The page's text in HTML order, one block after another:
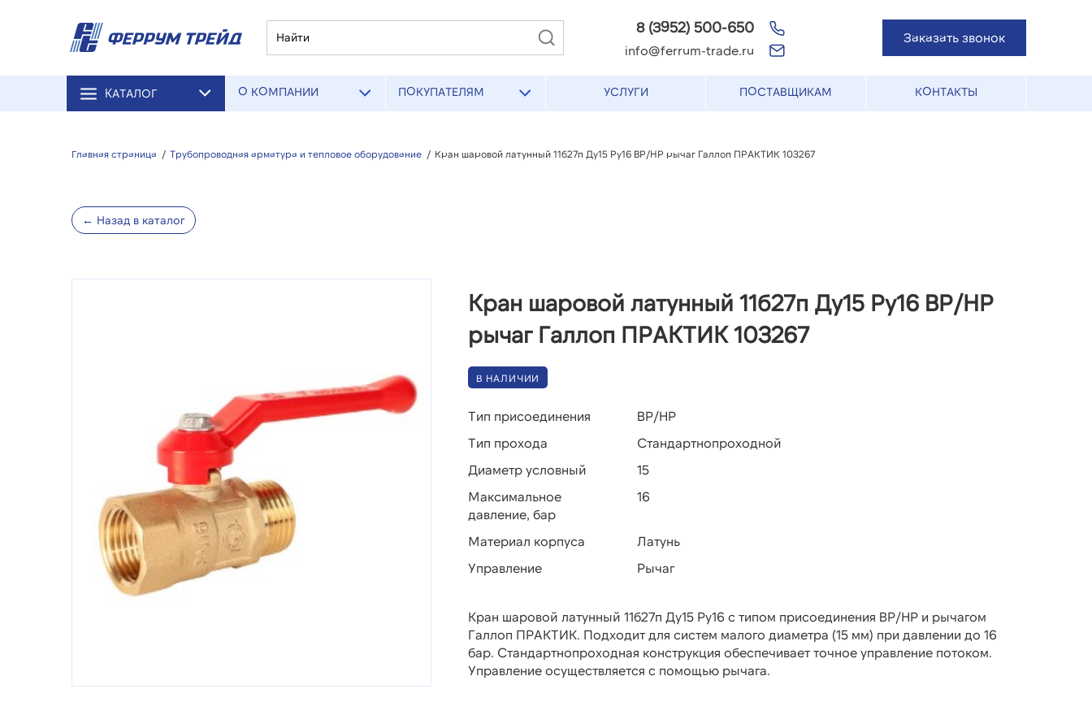
8 (3952) 500-650
info@ferrum-trade.ru
Заказать звонок
КАТАЛОГ О КОМПАНИИ ПОКУПАТЕЛЯМ УСЛУГИ ПОСТАВЩИКАМ КОНТАКТЫ
Главная страница / Трубопроводная арматура и тепловое оборудование / Кран шаровой латунный 11б27п Ду15 Ру16 ВР/НР рычаг Галлоп ПРАКТИК 103267
← Назад в каталог
Кран шаровой латунный 11б27п Ду15 Ру16 ВР/НР
рычаг Галлоп ПРАКТИК 103267
В НАЛИЧИИ
Тип присоединения
ВР/НР
Тип прохода
Стандартнопроходной
Диаметр условный
15
Максимальное
давление, бар
16
Материал корпуса
Латунь
Управление
Рычаг
Кран шаровой латунный 11б27п Ду15 Ру16 с типом присоединения ВР/НР и рычагом
Галлоп ПРАКТИК. Подходит для систем малого диаметра (15 мм) при давлении до 16
бар. Стандартнопроходная конструкция обеспечивает точное управление потоком.
Управление осуществляется с помощью рычага.